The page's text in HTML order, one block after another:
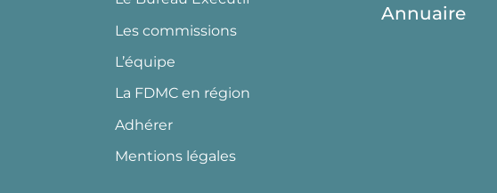
Les commissions
L’équipe
La FDMC en région
Adhérer
Mentions légales
Annuaire